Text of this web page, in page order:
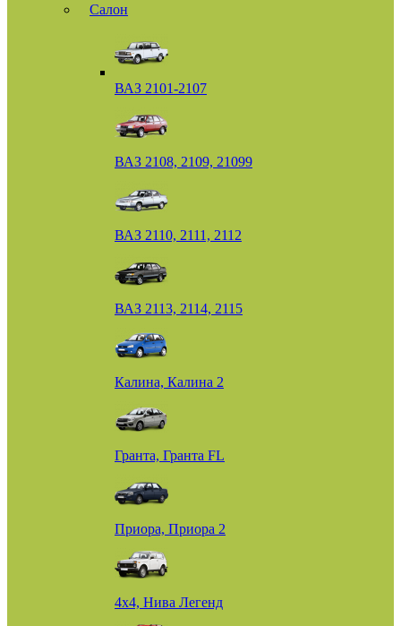
Салон
ВАЗ 2101-2107
ВАЗ 2108, 2109, 21099
ВАЗ 2110, 2111, 2112
ВАЗ 2113, 2114, 2115
Калина, Калина 2
Гранта, Гранта FL
Приора, Приора 2
4х4, Нива Легенд